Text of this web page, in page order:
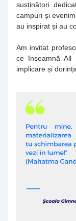
susținători
campuri și
au inspirat și au
Am invitat
ce înseamnă All
implicare și